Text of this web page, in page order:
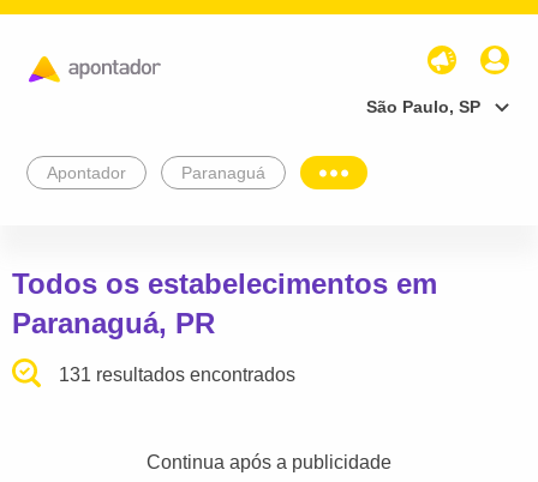
São Paulo, SP
Apontador Paranaguá
Todos os estabelecimentos em
Paranaguá, PR
131 resultados encontrados
Continua após a publicidade